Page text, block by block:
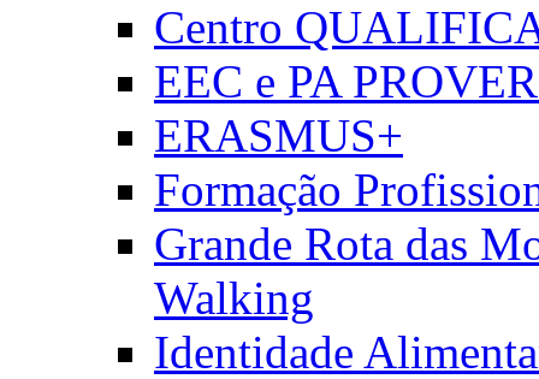
Centro
EEC e PA
ERASMUS+
Formação
Grande Rota das
Walking
Identidade